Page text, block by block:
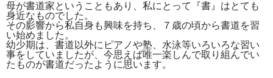
母が書道家ということもあり、私にとって『書』はとても
身近なものでした。
その影響から私自身も興味を持ち、７歳の頃から書道を習
い始めました。
幼少期は、書道以外にピアノや塾、水泳等いろいろな習い
事をしていましたが、今思えば唯一楽しんで取り組んでい
たものが書道だったように思います。